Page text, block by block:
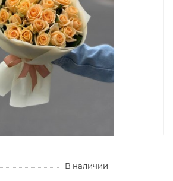
В наличии